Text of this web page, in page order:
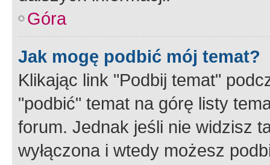
Góra
Jak mogę podbić mój temat?
Klikając link "Podbij temat"
"podbić" temat na górę listy
forum. Jednak jeśli nie widzisz
wyłączona i wtedy możesz